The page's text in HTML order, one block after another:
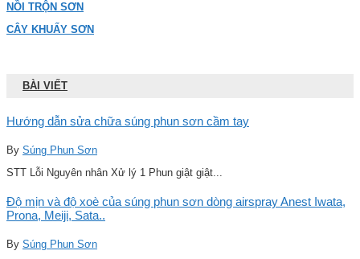
NỒI TRỘN SƠN
CÂY KHUẤY SƠN
BÀI VIẾT
Hướng dẫn sửa chữa súng phun sơn cầm tay
By Súng Phun Sơn
STT Lỗi Nguyên nhân Xử lý 1 Phun giật giật...
Độ mịn và độ xoè của súng phun sơn dòng airspray Anest Iwata,
Prona, Meiji, Sata..
By Súng Phun Sơn